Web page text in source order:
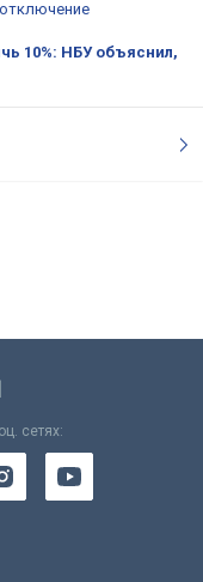
10%: НБУ объяснил,
сетях: